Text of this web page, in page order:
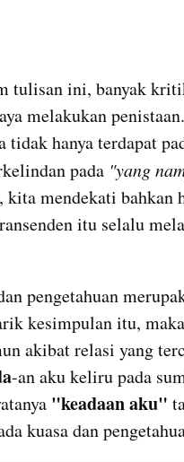
melakukan
tidak hanya terdapat
pada "yang
kita mendekati bahkan
itu selalu
dan pengetahuan
kesimpulan itu,
akibat relasi yang
-an aku keliru pada
"keadaan aku"
kuasa dan